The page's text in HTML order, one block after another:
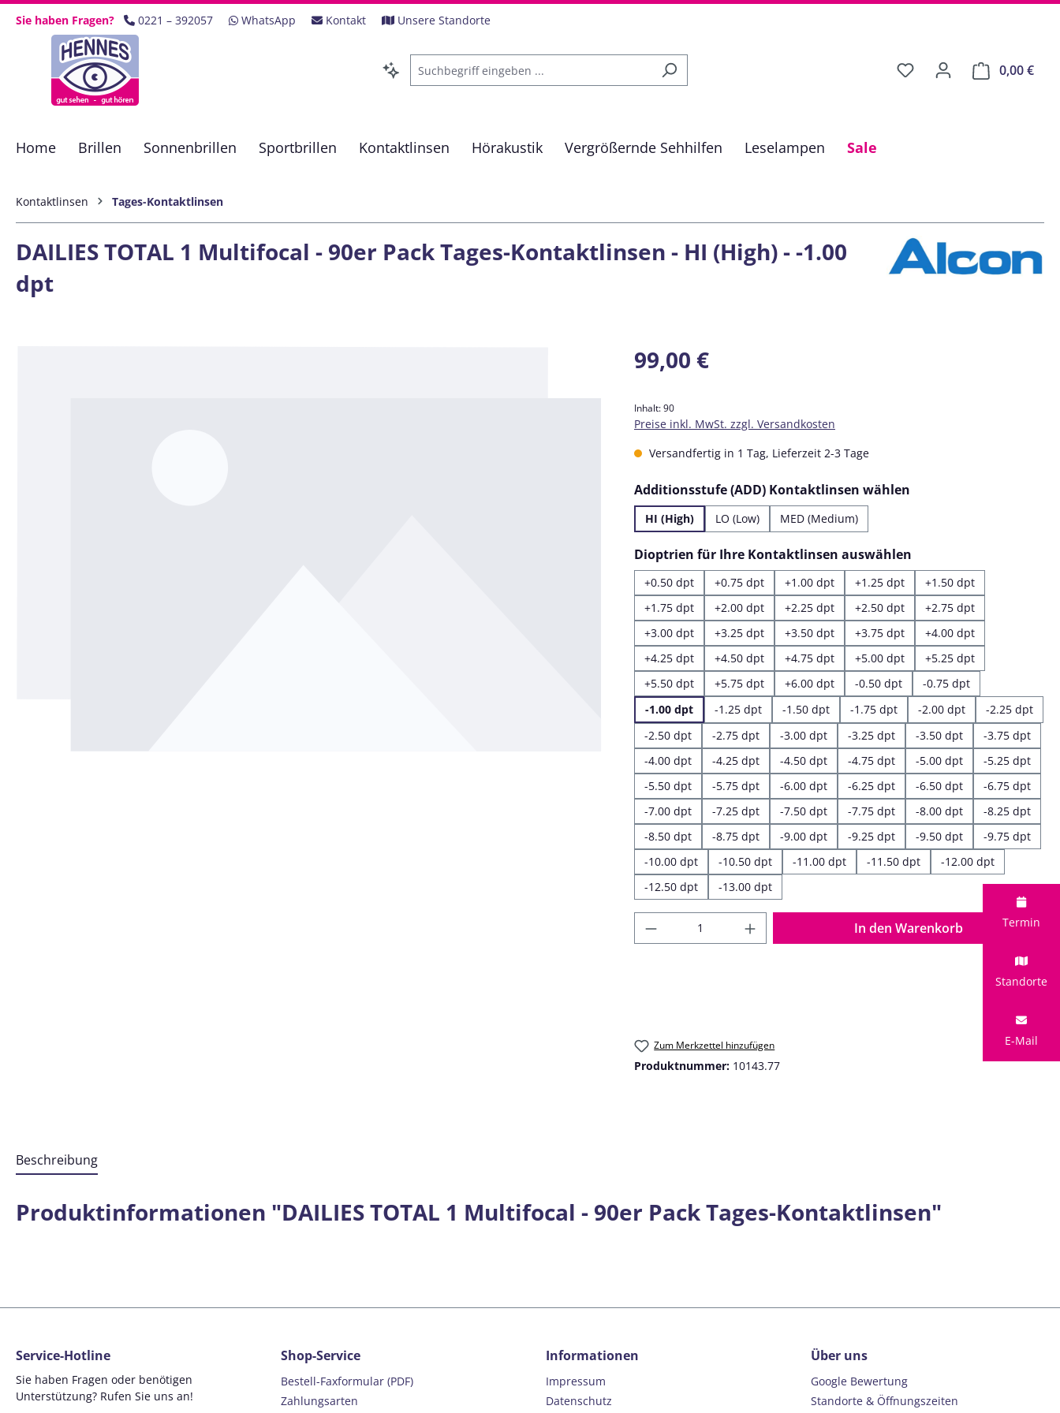
Hauptinhalt springen
Zur Suche springen
Zur Hauptnavigation springen
Sie haben Fragen? 0221 – 392057 WhatsApp Kontakt Unsere Standorte
0,00 €
Home Brillen Sonnenbrillen Sportbrillen Kontaktlinsen Hörakustik Vergrößernde Sehhilfen Leselampen Sale
Kontaktlinsen Tages-Kontaktlinsen
DAILIES TOTAL 1 Multifocal - 90er Pack Tages-Kontaktlinsen - HI (High) - -1.00
dpt
Regulärer Preis:
99,00 €
Inhalt:90
Preise inkl. MwSt. zzgl. Versandkosten
Versandfertig in 1 Tag, Lieferzeit 2-3 Tage
Additionsstufe (ADD) Kontaktlinsen wählen
HI (High) LO (Low) MED (Medium)
Dioptrien für Ihre Kontaktlinsen auswählen
+0.50 dpt +0.75 dpt +1.00 dpt +1.25 dpt
+1.50 dpt
+1.75 dpt
+2.00 dpt +2.25 dpt +2.50 dpt
+2.75 dpt
+3.00 dpt
+3.25 dpt +3.50 dpt +3.75 dpt
+4.00 dpt
+4.25 dpt
+4.50 dpt +4.75 dpt +5.00 dpt
+5.25 dpt
+5.50 dpt
+5.75 dpt +6.00 dpt -0.50 dpt
-0.75 dpt
-1.00 dpt
-1.25 dpt -1.50 dpt -1.75 dpt -2.00 dpt
-2.25 dpt
-2.50 dpt
-2.75 dpt -3.00 dpt -3.25 dpt -3.50 dpt
-3.75 dpt
-4.00 dpt
-4.25 dpt -4.50 dpt -4.75 dpt -5.00 dpt
-5.25 dpt
-5.50 dpt
-5.75 dpt -6.00 dpt -6.25 dpt -6.50 dpt
-6.75 dpt
-7.00 dpt
-7.25 dpt -7.50 dpt -7.75 dpt -8.00 dpt
-8.25 dpt
-8.50 dpt
-8.75 dpt -9.00 dpt -9.25 dpt -9.50 dpt
-9.75 dpt
-10.00 dpt
-10.50 dpt -11.00 dpt -11.50 dpt
-12.00 dpt
-12.50 dpt
-13.00 dpt
Produkt Anzahl: Gib den gewünschten Wert
In den Warenkorb
Zum Merkzettel hinzufügen
Produktnummer: 10143.77
Beschreibung
Produktinformationen "DAILIES TOTAL 1 Multifocal - 90er Pack Tages-Kontaktlinsen"
Termin
Standorte
E-Mail
Service-Hotline
Sie haben Fragen oder benötigen
Unterstützung? Rufen Sie uns an!
Shop-Service
Bestell-Faxformular (PDF)
Zahlungsarten
Informationen
Impressum
Datenschutz
Über uns
Google Bewertung
Standorte & Öffnungszeiten